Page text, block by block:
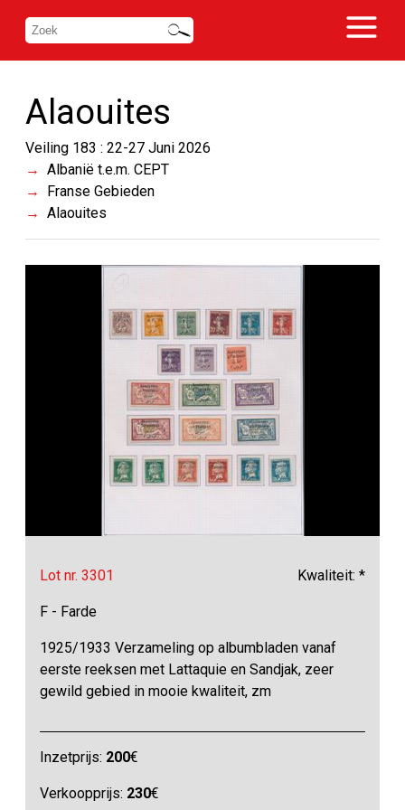
Alaouites
Veiling 183 : 22-27 Juni 2026
Albanië t.e.m. CEPT
Franse Gebieden
Alaouites
Lot nr. 3301 Kwaliteit: *
F - Farde
1925/1933 Verzameling op albumbladen vanaf
eerste reeksen met Lattaquie en Sandjak, zeer
gewild gebied in mooie kwaliteit, zm
Inzetprijs: 200€
Verkoopprijs: 230€